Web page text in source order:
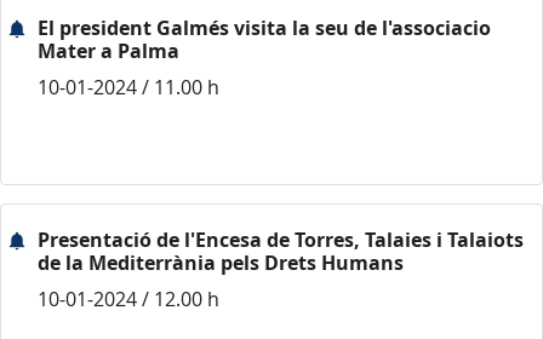
El president Galmés visita la seu de l'associacio
Mater a Palma
10-01-2024 / 11.00 h
Presentació de l'Encesa de Torres, Talaies i Talaiots
de la Mediterrània pels Drets Humans
10-01-2024 / 12.00 h